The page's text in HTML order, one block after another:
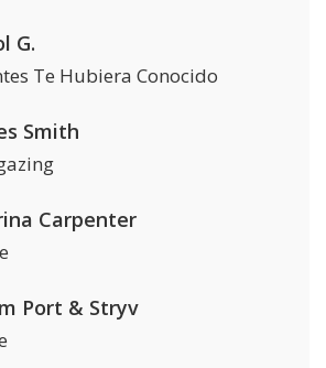
G.
Te Hubiera Conocido
Smith
Carpenter
Port & Stryv